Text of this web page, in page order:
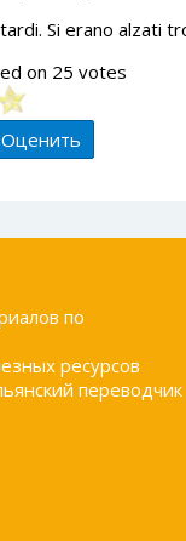
Si erano alzati
on 25 votes
по
ресурсов
переводчик